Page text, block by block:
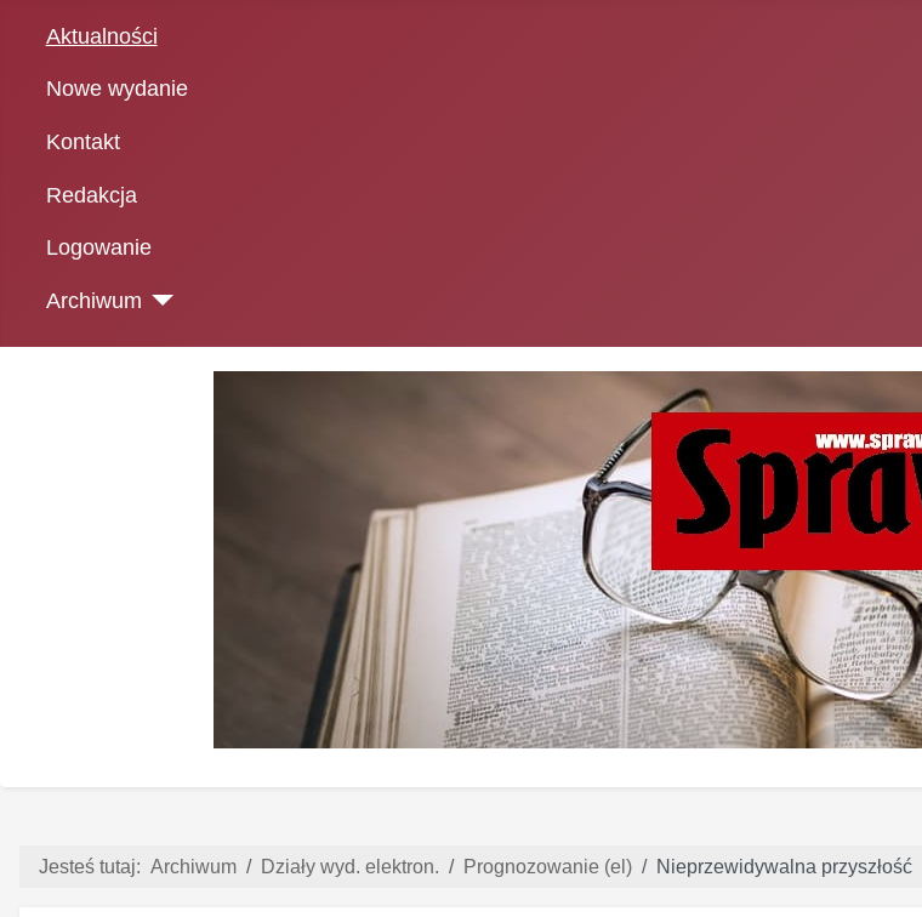
Aktualności
Nowe wydanie
Kontakt
Redakcja
Logowanie
Archiwum
Jesteś tutaj: Archiwum Działy wyd. elektron. Prognozowanie (el) Nieprzewidywalna przyszłość